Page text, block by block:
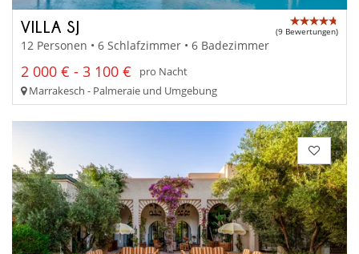
VILLA SJ (9 Bewertungen)
12 Personen • 6 Schlafzimmer • 6 Badezimmer
2 000 € - 3 100 €
pro Nacht
Marrakesch - Palmeraie und Umgebung